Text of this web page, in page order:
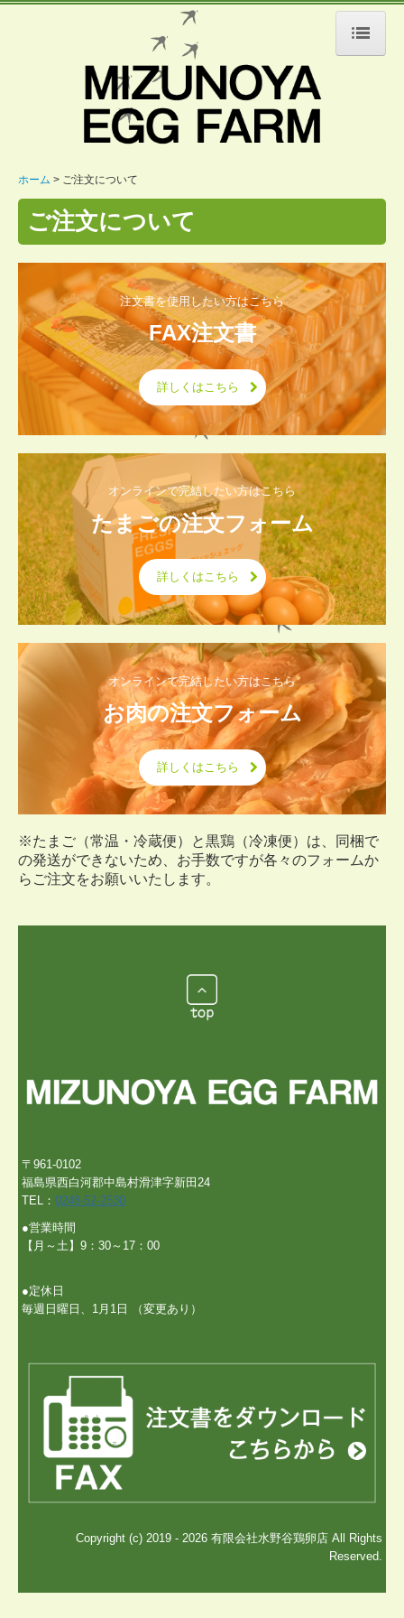
出荷までの流れ
買えるお店
使っているお店
お客様の声
黒鶏について
黒鶏肉のお召し上がり方
商品紹介
ご注文について
FAX注文書
たまごの注文フォーム
お肉の注文フォーム
プライバシーポリシー
ホーム ご注文について
ご注文について
注文書を使用したい方はこちら
FAX注文書
詳しくはこちら
オンラインで完結したい方はこちら
たまごの注文フォーム
詳しくはこちら
オンラインで完結したい方はこちら
お肉の注文フォーム
詳しくはこちら
※たまご（常温・冷蔵便）と黒鶏（冷凍便）は、同梱で
の発送ができないため、お手数ですが各々のフォームか
らご注文をお願いいたします。
〒961-0102
福島県西白河郡中島村滑津字新田24
TEL：0248-52-2530
●営業時間
【月～土】9：30～17：00
●定休日
毎週日曜日、1月1日 （変更あり）
Copyright (c) 2019 - 2026 有限会社水野谷鶏卵店 All Rights
Reserved.